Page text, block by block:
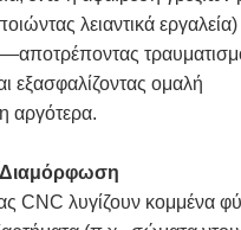
λειαντικά εργαλεία)
εξασφαλίζοντας ομαλή
αργότερα.
Διαμόρφωση
CNC λυγίζουν κομμένα